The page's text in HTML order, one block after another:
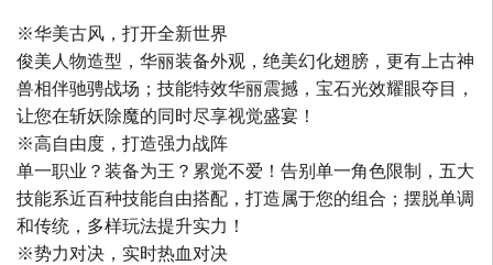
※华美古风，打开全新世界
俊美人物造型，华丽装备外观，绝美幻化翅膀，更有上古神
兽相伴驰骋战场；技能特效华丽震撼，宝石光效耀眼夺目，
让您在斩妖除魔的同时尽享视觉盛宴！
※高自由度，打造强力战阵
单一职业？装备为王？累觉不爱！告别单一角色限制，五大
技能系近百种技能自由搭配，打造属于您的组合；摆脱单调
和传统，多样玩法提升实力！
※势力对决，实时热血对决